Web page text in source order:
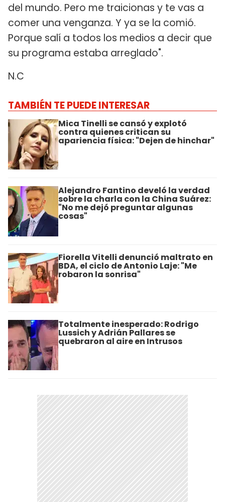
del mundo. Pero me traicionas y te vas a
comer una venganza. Y ya se la comió.
Porque salí a todos los medios a decir que
su programa estaba arreglado".
N.C
TAMBIÉN TE PUEDE INTERESAR
Mica Tinelli se cansó y explotó
contra quienes critican su
apariencia física: "Dejen de hinchar"
Alejandro Fantino develó la verdad
sobre la charla con la China Suárez:
"No me dejó preguntar algunas
cosas"
Fiorella Vitelli denunció maltrato en
BDA, el ciclo de Antonio Laje: "Me
robaron la sonrisa"
Totalmente inesperado: Rodrigo
Lussich y Adrián Pallares se
quebraron al aire en Intrusos